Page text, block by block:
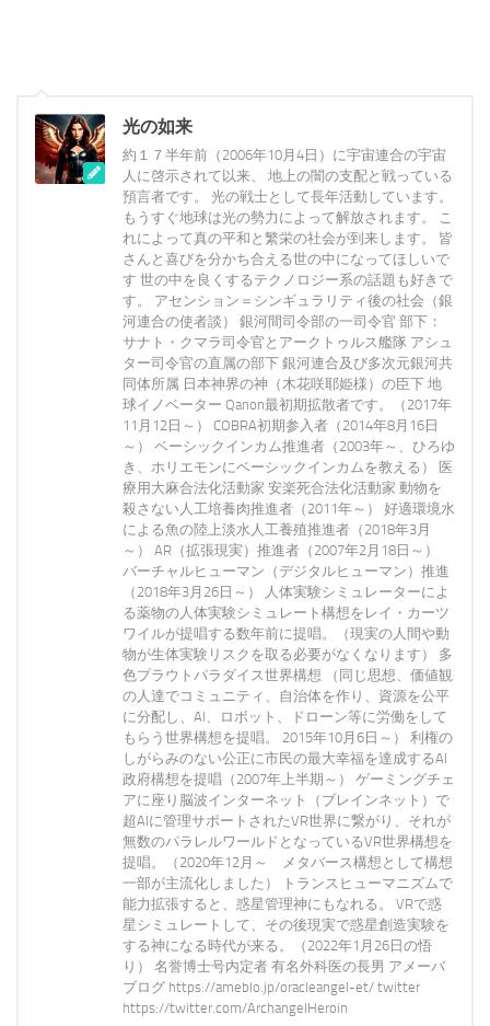
光の如来
約１７半年前（2006年10月4日）に宇宙連合の宇宙
人に啓示されて以来、 地上の闇の支配と戦っている
預言者です。 光の戦士として長年活動しています。
もうすぐ地球は光の勢力によって解放されます。 こ
れによって真の平和と繁栄の社会が到来します。 皆
さんと喜びを分かち合える世の中になってほしいで
す 世の中を良くするテクノロジー系の話題も好きで
す。 アセンション＝シンギュラリティ後の社会（銀
河連合の使者談） 銀河間司令部の一司令官 部下：
サナト・クマラ司令官とアークトゥルス艦隊 アシュ
ター司令官の直属の部下 銀河連合及び多次元銀河共
同体所属 日本神界の神（木花咲耶姫様）の臣下 地
球イノベーター Qanon最初期拡散者です。（2017年
11月12日～） COBRA初期参入者（2014年8月16日
～） ベーシックインカム推進者（2003年～、ひろゆ
き、ホリエモンにベーシックインカムを教える） 医
療用大麻合法化活動家 安楽死合法化活動家 動物を
殺さない人工培養肉推進者（2011年～） 好適環境水
による魚の陸上淡水人工養殖推進者（2018年3月
～） AR（拡張現実）推進者（2007年2月18日～）
バーチャルヒューマン（デジタルヒューマン）推進
（2018年3月26日～） 人体実験シミュレーターによ
る薬物の人体実験シミュレート構想をレイ・カーツ
ワイルが提唱する数年前に提唱。（現実の人間や動
物が生体実験リスクを取る必要がなくなります） 多
色プラウトパラダイス世界構想 （同じ思想、価値観
の人達でコミュニティ、自治体を作り、資源を公平
に分配し、AI、ロボット、ドローン等に労働をして
もらう世界構想を提唱。 2015年10月6日～） 利権の
しがらみのない公正に市民の最大幸福を達成するAI
政府構想を提唱（2007年上半期～） ゲーミングチェ
アに座り脳波インターネット（ブレインネット）で
超AIに管理サポートされたVR世界に繋がり、それが
無数のパラレルワールドとなっているVR世界構想を
提唱。（2020年12月～ メタバース構想として構想
一部が主流化しました） トランスヒューマニズムで
能力拡張すると、惑星管理神にもなれる。 VRで惑
星シミュレートして、その後現実で惑星創造実験を
する神になる時代が来る。（2022年1月26日の悟
り） 名誉博士号内定者 有名外科医の長男 アメーバ
ブログ https://ameblo.jp/oracleangel-et/ twitter
https://twitter.com/ArchangelHeroin